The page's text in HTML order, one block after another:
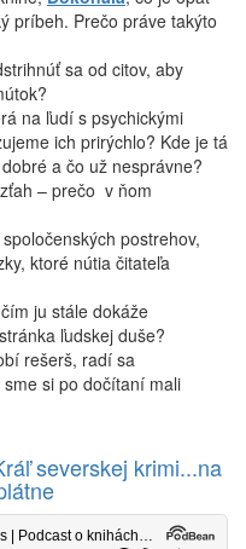
príbeh. Prečo práve takýto
sa od citov, aby
na ľudí s psychickými
ich prirýchlo? Kde je tá
a čo už nesprávne?
– prečo v ňom
postrehov,
ktoré nútia čitateľa
ju stále dokáže
ľudskej duše?
rešerš, radí sa
si po dočítaní mali
severskej krimi...na